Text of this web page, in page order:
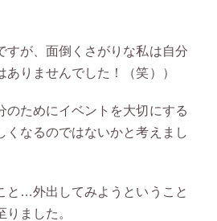
すが、面倒くさがりな私は自分
りませんでした！（笑））
のためにイベントを大切にする
くなるのではないかと考えまし
と…外出してみようということ
ました。